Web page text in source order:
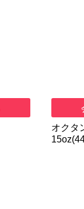
オクタ